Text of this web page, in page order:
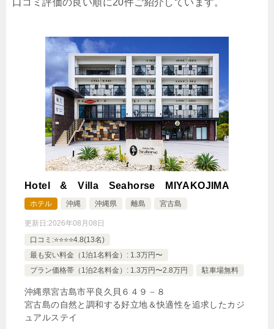
【早期割引】7日前までのご予約がお得！朝食付きプ
ツイン 🍴朝食 IN15:00- OUT-11:00 禁煙ルーム
【選べるお部屋と価格】
クティブルーム
口コミ評価の良い順に20件ご紹介しています。
Hotel & Villa Seahorse MIYAKOJIMA
ホテル 沖縄 沖縄県 離島 宮古島
更新日:2026年08月08日
口コミ:⭐️⭐️⭐️⭐️4.8(13名)
最も安い料金（1泊1名料金）: 1.3万円〜
プラン価格帯（1泊2名料金）: 1.3万円〜2.8万円
駐車場無料
沖縄県宮古島市平良久貝６４９－８
宮古島の自然と調和する好立地＆快適性を追求したカジ
ュアルステイ